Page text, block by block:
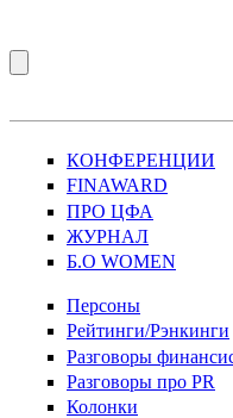
КОНФЕРЕНЦИИ
FINAWARD
ПРО ЦФА
ЖУРНАЛ
Б.О WOMEN
Персоны
Рейтинги/Рэнкинги
Разговоры
Разговоры про PR
Колонки